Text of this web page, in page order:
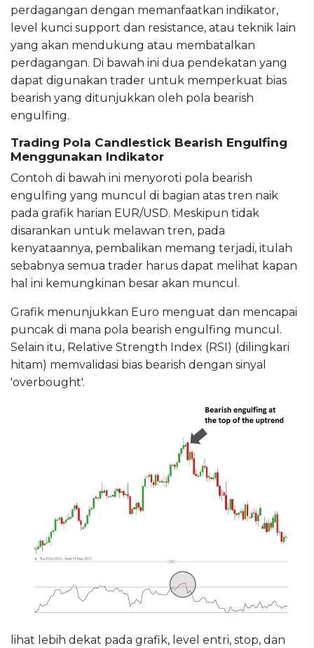
perdagangan dengan memanfaatkan indikator,
level kunci support dan resistance, atau teknik lain
yang akan mendukung atau membatalkan
perdagangan. Di bawah ini dua pendekatan yang
dapat digunakan trader untuk memperkuat bias
bearish yang ditunjukkan oleh pola bearish
engulfing.
Trading Pola Candlestick Bearish Engulfing
Menggunakan Indikator
Contoh di bawah ini menyoroti pola bearish
engulfing yang muncul di bagian atas tren naik
pada grafik harian EUR/USD. Meskipun tidak
disarankan untuk melawan tren, pada
kenyataannya, pembalikan memang terjadi, itulah
sebabnya semua trader harus dapat melihat kapan
hal ini kemungkinan besar akan muncul.
Grafik menunjukkan Euro menguat dan mencapai
puncak di mana pola bearish engulfing muncul.
Selain itu, Relative Strength Index (RSI) (dilingkari
hitam) memvalidasi bias bearish dengan sinyal
'overbought'.
lihat lebih dekat pada grafik, level entri, stop, dan